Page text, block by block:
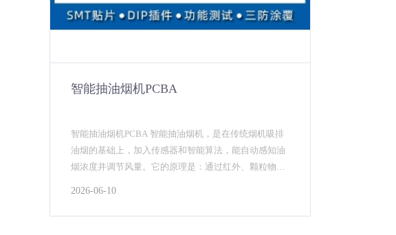
智能抽油烟机PCBA
智能抽油烟机PCBA 智能抽油烟机，是在传统烟机吸排
油烟的基础上，加入传感器和智能算法，能自动感知油
烟浓度并调节风量。它的原理是：通过红外、颗粒物传
2026-06-10